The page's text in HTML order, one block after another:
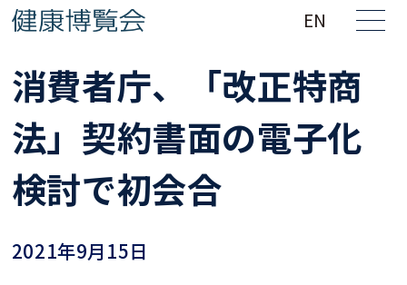
EN
消費者庁、「改正特商
法」契約書面の電子化
検討で初会合
2021年9月15日